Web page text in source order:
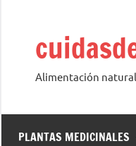
contenido
Alimentación natural
PLANTAS MEDICINALES